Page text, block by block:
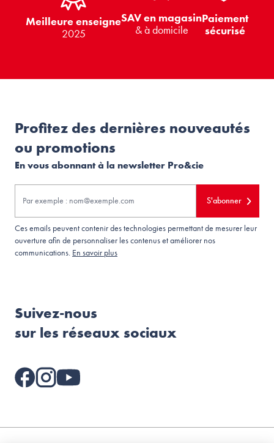
Meilleure enseigne
2025
SAV en magasin
& à domicile
Paiement
sécurisé
Profitez des dernières nouveautés
ou promotions
En vous abonnant à la newsletter Pro&cie
S'abonner
Ces emails peuvent contenir des technologies permettant de mesurer leur
ouverture afin de personnaliser les contenus et améliorer nos
communications. En savoir plus
Suivez-nous
sur les réseaux sociaux